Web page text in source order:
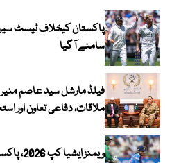
سامنے آ گیا
فیلڈ مارشل سید عاصم منیر
ملاقات، دفاعی تعاون اور
ویمنز